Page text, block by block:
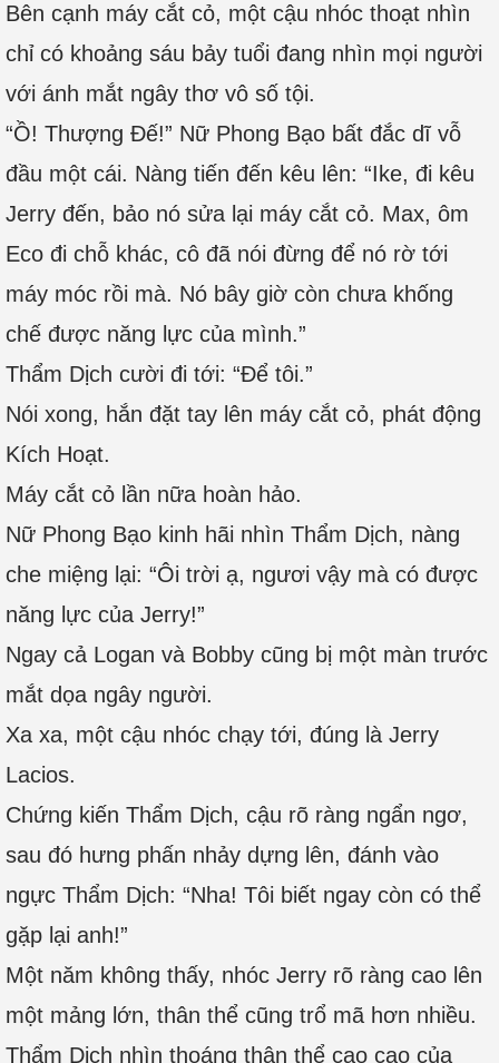
Bên cạnh máy cắt cỏ, một cậu nhóc thoạt nhìn
chỉ có khoảng sáu bảy tuổi đang nhìn mọi người
với ánh mắt ngây thơ vô số tội.
“Ồ! Thượng Đế!” Nữ Phong Bạo bất đắc dĩ vỗ
đầu một cái. Nàng tiến đến kêu lên: “Ike, đi kêu
Jerry đến, bảo nó sửa lại máy cắt cỏ. Max, ôm
Eco đi chỗ khác, cô đã nói đừng để nó rờ tới
máy móc rồi mà. Nó bây giờ còn chưa khống
chế được năng lực của mình.”
Thẩm Dịch cười đi tới: “Để tôi.”
Nói xong, hắn đặt tay lên máy cắt cỏ, phát động
Kích Hoạt.
Máy cắt cỏ lần nữa hoàn hảo.
Nữ Phong Bạo kinh hãi nhìn Thẩm Dịch, nàng
che miệng lại: “Ôi trời ạ, ngươi vậy mà có được
năng lực của Jerry!”
Ngay cả Logan và Bobby cũng bị một màn trước
mắt dọa ngây người.
Xa xa, một cậu nhóc chạy tới, đúng là Jerry
Lacios.
Chứng kiến Thẩm Dịch, cậu rõ ràng ngẩn ngơ,
sau đó hưng phấn nhảy dựng lên, đánh vào
ngực Thẩm Dịch: “Nha! Tôi biết ngay còn có thể
gặp lại anh!”
Một năm không thấy, nhóc Jerry rõ ràng cao lên
một mảng lớn, thân thể cũng trổ mã hơn nhiều.
Thẩm Dịch nhìn thoáng thân thể cao cao của